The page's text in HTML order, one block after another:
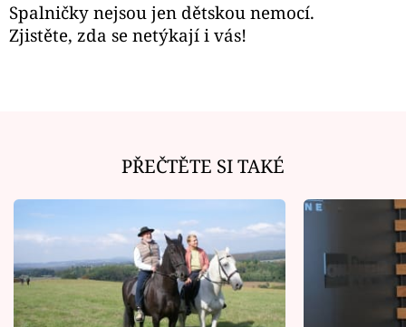
Spalničky nejsou jen dětskou nemocí.
Zjistěte, zda se netýkají i vás!
PŘEČTĚTE SI TAKÉ